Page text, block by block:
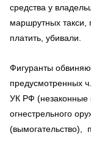
средства у
маршрутных такси,
платить, убивали.
Фигуранты
предусмотренных
УК РФ (незаконные
огнестрельного
(вымогательство),